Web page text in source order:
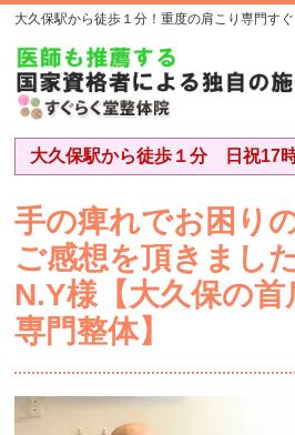
大久保駅から徒歩１分！重度の肩こり専門す
大久保駅から徒歩１分 日祝17
手の痺れでお困り
ご感想を頂きまし
N.Y様【大久保の首
専門整体】